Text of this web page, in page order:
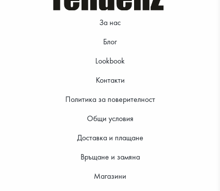
За нас
Блог
Lookbook
Контакти
Политика за поверителност
Общи условия
Доставка и плащане
Връщане и замяна
Магазини